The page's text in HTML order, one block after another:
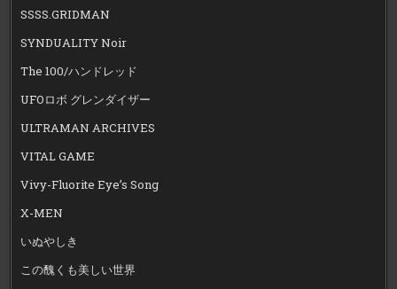
SSSS.GRIDMAN
SYNDUALITY Noir
The 100/ハンドレッド
UFOロボ グレンダイザー
ULTRAMAN ARCHIVES
VITAL GAME
Vivy-Fluorite Eye’s Song
X-MEN
いぬやしき
この醜くも美しい世界